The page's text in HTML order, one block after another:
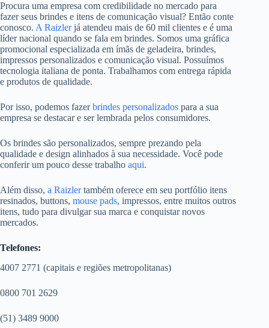
Procura uma empresa com credibilidade no mercado para
fazer seus brindes e itens de comunicação visual? Então conte
conosco. A Raizlerjá atendeu mais de 60 mil clientes e é uma
líder nacional quando se fala em brindes. Somos uma gráfica
promocional especializada em ímãs de geladeira, brindes,
impressos personalizados e comunicação visual. Possuímos
tecnologia italiana de ponta. Trabalhamos com entrega rápida
e produtos de qualidade.
Por isso, podemos fazerbrindes personalizados para a sua
empresa se destacar e ser lembrada pelos consumidores.
Os brindes são personalizados, sempre prezando pela
qualidade e design alinhados à sua necessidade. Você pode
conferir um pouco desse trabalho aqui.
Além disso, a Raizlertambém oferece em seu portfólio itens
resinados, buttons, mouse pads, impressos, entre muitos outros
itens, tudo para divulgar sua marca e conquistar novos
mercados.
Telefones:
4007 2771 (capitais e regiões metropolitanas)
0800 701 2629
(51) 3489 9000